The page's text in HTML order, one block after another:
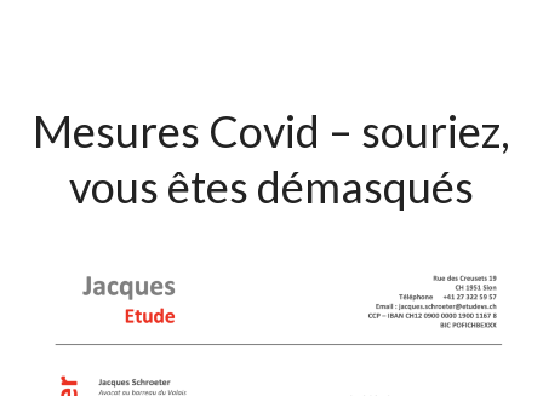
Mesures Covid – souriez,
vous êtes démasqués